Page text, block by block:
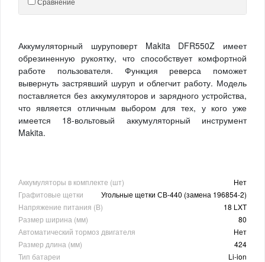
Аккумуляторный шуруповерт Makita DFR550Z имеет
обрезиненную рукоятку, что способствует комфортной
работе пользователя. Функция реверса поможет
вывернуть застрявший шуруп и облегчит работу. Модель
поставляется без аккумуляторов и зарядного устройства,
что является отличным выбором для тех, у кого уже
имеется 18-вольтовый аккумуляторный инструмент
Makita.
Аккумуляторы в комплекте (шт)
Нет
Графитовые щетки
Угольные щетки СВ-440 (замена 196854-2)
Напряжение питания (В)
18 LXT
Размер ширина (мм)
80
Автоматический тормоз двигателя
Нет
Размер длина (мм)
424
Тип батареи
Li-ion